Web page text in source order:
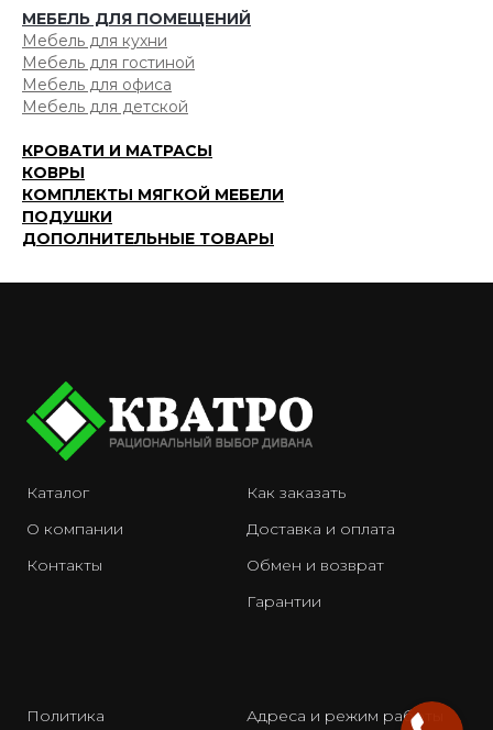
МЕБЕЛЬ ДЛЯ ПОМЕЩЕНИЙ
Мебель для кухни
Мебель для гостиной
Мебель для офиса
Мебель для детской
КРОВАТИ И МАТРАСЫ
КОВРЫ
КОМПЛЕКТЫ МЯГКОЙ МЕБЕЛИ
ПОДУШКИ
ДОПОЛНИТЕЛЬНЫЕ ТОВАРЫ
Каталог
О компании
Контакты
Как заказать
Доставка и оплата
Обмен и возврат
Гарантии
Политика
Адреса и режим работы